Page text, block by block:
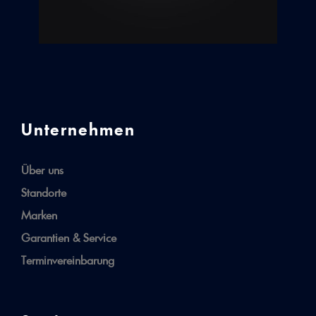
Unternehmen
Über uns
Standorte
Marken
Garantien & Service
Terminvereinbarung